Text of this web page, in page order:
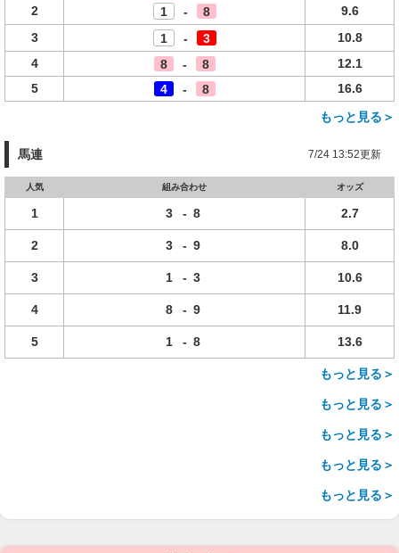
2
1 - 8
9.6
3
1 - 3
10.8
4
8 - 8
12.1
5
4 - 8
16.6
もっと見る＞
馬連 7/24 13:52更新
人気 組み合わせ オッズ
1 3 - 8 2.7
2 3 - 9 8.0
3 1 - 3 10.6
4 8 - 9 11.9
5 1 - 8 13.6
もっと見る＞
もっと見る＞
もっと見る＞
もっと見る＞
もっと見る＞